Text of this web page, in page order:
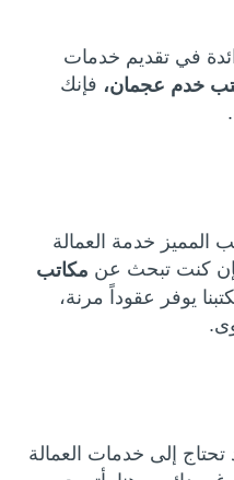
في تقديم خدمات
خدم عجمان، فإنك
المميز خدمة العمالة
كنت تبحث عن مكاتب
يوفر عقوداً مرنة،
إلى خدمات العمالة